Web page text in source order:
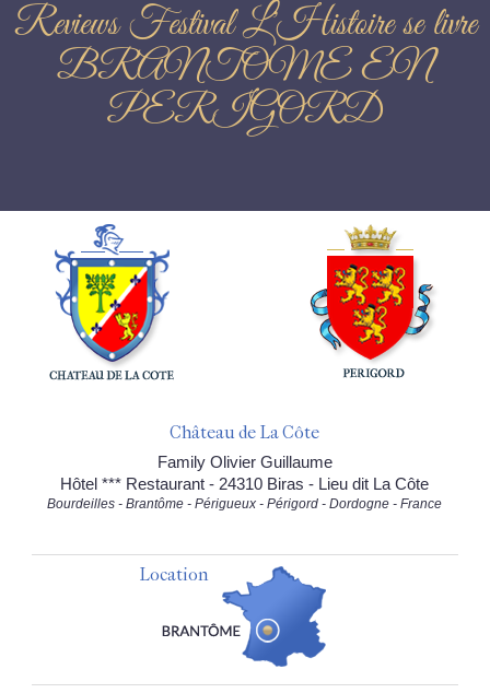
Reviews Festival L'Histoire se livre
BRANTOME EN
PERIGORD
Château de La Côte
Family Olivier Guillaume
Hôtel *** Restaurant - 24310 Biras - Lieu dit La Côte
Bourdeilles - Brantôme - Périgueux - Périgord - Dordogne - France
Location